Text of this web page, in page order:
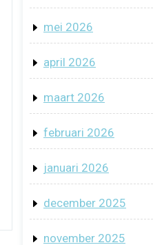
mei 2026
april 2026
maart 2026
februari 2026
januari 2026
december 2025
november 2025